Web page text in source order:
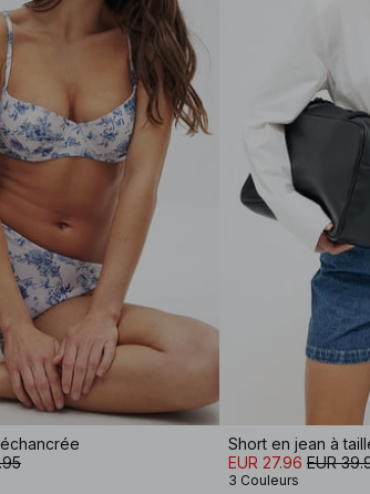
Short en jean à
EUR 27.96 EUR
3 Couleurs